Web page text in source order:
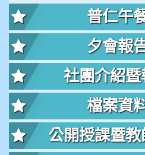
普仁午
夕會報
社團介紹
檔案資
公開授課暨